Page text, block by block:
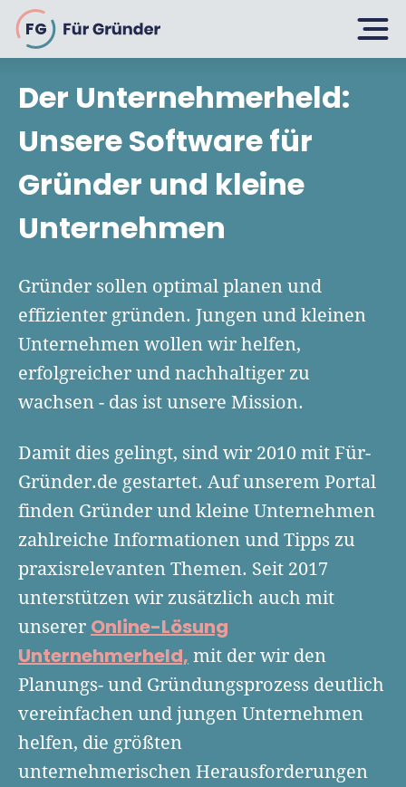
FG
Planen
Selbstständig machen
Über 500 Geschäftsideen
Geschäftsmodell entwickeln
Businessplan schreiben
Businessplan-Vorlage & Muster
Finanzplan erstellen
Top 15 Franchise
Die besten Gründerkredite
Gründen
Firma gründen: 10 Tipps
Rechtsform wählen
UG gründen
GmbH gründen
Unternehmen anmelden
Schutzrechte anmelden
Kleingewerbe anmelden
Unsere Gründungspakete
Wachsen
6 Tipps zum Start
Fördermittelcheck machen
Kunden gewinnen
Website erstellen
Rechnung schreiben
Buchhaltung erledigen
Online-Kredit anfragen
Kassensystem
Versicherungen
Finanzieren
Fördermittel
Gründungszuschuss
Kredit für Existenzgründer
Business Angels
Zuschüsse
Kontokorrenkredit
Flexible Kreditlinie
Firmenkonto
Tools
Businessplan-Software
Business Model Canvas
Gründungsassistent
Finanzplan Tool
Preiskalkulation
Buchhaltungssoftware
Angebote
Unsere Gründungspakete
Geförderte Beratung
Finanzierungsangebote
Marke, AGB & Datenschutz
Geschäftskonto eröffnen
Der Unternehmerheld:
Unsere Software für
Gründer und kleine
Unternehmen
Gründer sollen optimal planen und
effizienter gründen. Jungen und kleinen
Unternehmen wollen wir helfen,
erfolgreicher und nachhaltiger zu
wachsen - das ist unsere Mission.
Damit dies gelingt, sind wir 2010 mit Für-
Gründer.de gestartet. Auf unserem Portal
finden Gründer und kleine Unternehmen
zahlreiche Informationen und Tipps zu
praxisrelevanten Themen. Seit 2017
unterstützen wir zusätzlich auch mit
unserer Online-Lösung
Unternehmerheld, mit der wir den
Planungs- und Gründungsprozess deutlich
vereinfachen und jungen Unternehmen
helfen, die größten
unternehmerischen Herausforderungen